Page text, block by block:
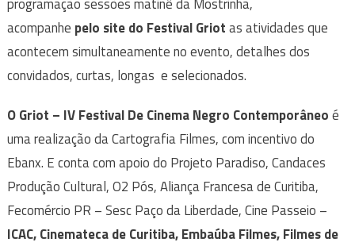
acompanhe pelo site do Festival Griotas atividades que
acontecem simultaneamente no evento, detalhes dos
convidados, curtas, longas e selecionados.
O Griot – IV Festival De Cinema Negro Contemporâneoé
uma realização da Cartografia Filmes, com incentivo do
Ebanx. E conta com apoio do Projeto Paradiso, Candaces
Produção Cultural, O2 Pós, Aliança Francesa de Curitiba,
Fecomércio PR – Sesc Paço da Liberdade, Cine Passeio –
ICAC, Cinemateca de Curitiba, Embaúba Filmes, Filmes de